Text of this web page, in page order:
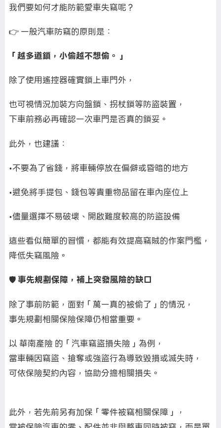
我們要如何才能防範愛車失竊呢？
👉 一般汽車防竊的原則是：
「越多道鎖，小偷越不想偷。」
除了使用遙控器確實鎖上車門外，
也可視情況加裝方向盤鎖、拐杖鎖等防盜裝置，
下車前務必再確認一次車門是否真的鎖妥。
此外，也建議：
•不要為了省錢，將車輛停放在偏僻或昏暗的地方
•避免將手提包、錢包等貴重物品留在車內座位上
•儘量選擇不易破壞、開啟難度較高的防盜設備
這些看似簡單的習慣，都能有效提高竊賊的作案門檻，
降低失竊風險。
🛡️事先規劃保障，補上突發風險的缺口
除了事前防範，面對「萬一真的被偷了」的情況，
事先規劃相關保險保障仍相當重要。
以 華南產險 的「汽車竊盜損失險」為例，
當車輛因竊盜、搶奪或強盜行為導致毀損或滅失時，
可依保險契約內容，協助分擔相關損失。
此外，若先前另有加保「零件被竊相關保障」，